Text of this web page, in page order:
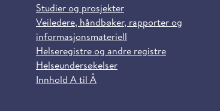
Studier og prosjekter
Veiledere, håndbøker, rapporter og
informasjonsmateriell
Helseregistre og andre registre
Helseundersøkelser
Innhold A til Å